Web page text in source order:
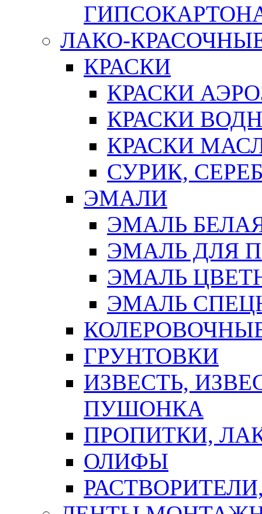
ЛАКО-
КРАСКИ
КРАСКИ
КРАСКИ
КРАСКИ
СУРИК,
ЭМАЛИ
ЭМАЛЬ
ЭМАЛЬ ДЛЯ
ЭМАЛЬ
ЭМАЛЬ
ГРУНТОВКИ
ИЗВЕСТЬ,
ПУШОНКА
ПРОПИТКИ,
ОЛИФЫ